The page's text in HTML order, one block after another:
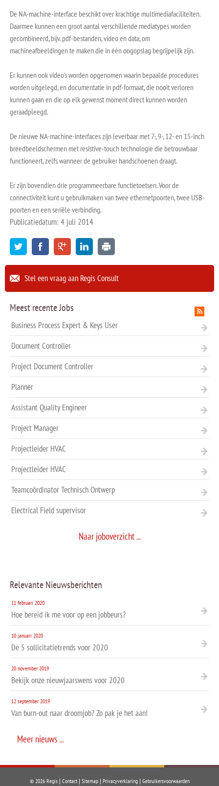
De NA-machine-interface beschikt over krachtige multimediafaciliteiten.
Daarmee kunnen een groot aantal verschillende mediatypes worden
gecombineerd, bijv. pdf-bestanden, video en data, om
machineafbeeldingen te maken die in één oogopslag begrijpelijk zijn.
Er kunnen ook video's worden opgenomen waarin bepaalde procedures
worden uitgelegd, en documentatie in pdf-formaat, die nooit verloren
kunnen gaan en die op elk gewenst moment direct kunnen worden
geraadpleegd.
De nieuwe NA-machine-interfaces zijn leverbaar met 7-, 9-, 12- en 15-inch
breedbeeldschermen met resistive-touch technologie die betrouwbaar
functioneert, zelfs wanneer de gebruiker handschoenen draagt.
Er zijn bovendien drie programmeerbare functietoetsen. Voor de
connectiviteit kunt u gebruikmaken van twee ethernetpoorten, twee USB-
poorten en een seriële verbinding.
Publicatiedatum: 4 juli 2014
Stel een vraag aan Regis Consult
Meest recente Jobs
Business Process Expert & Keys User
Document Controller
Project Document Controller
Planner
Assistant Quality Engineer
Project Manager
Projectleider HVAC
Projectleider HVAC
Teamcoördinator Technisch Ontwerp
Electrical Field supervisor
Naar joboverzicht ...
Relevante Nieuwsberichten
11 februari 2020
Hoe bereid ik me voor op een jobbeurs?
10 januari 2020
De 5 sollicitatietrends voor 2020
20 november 2019
Bekijk onze nieuwjaarswens voor 2020
12 september 2019
Van burn-out naar droomjob? Zo pak je het aan!
Meer nieuws ...
© 2026 Regis | Contact | Sitemap | Privacyverklaring | Gebruikersvoorwaarden